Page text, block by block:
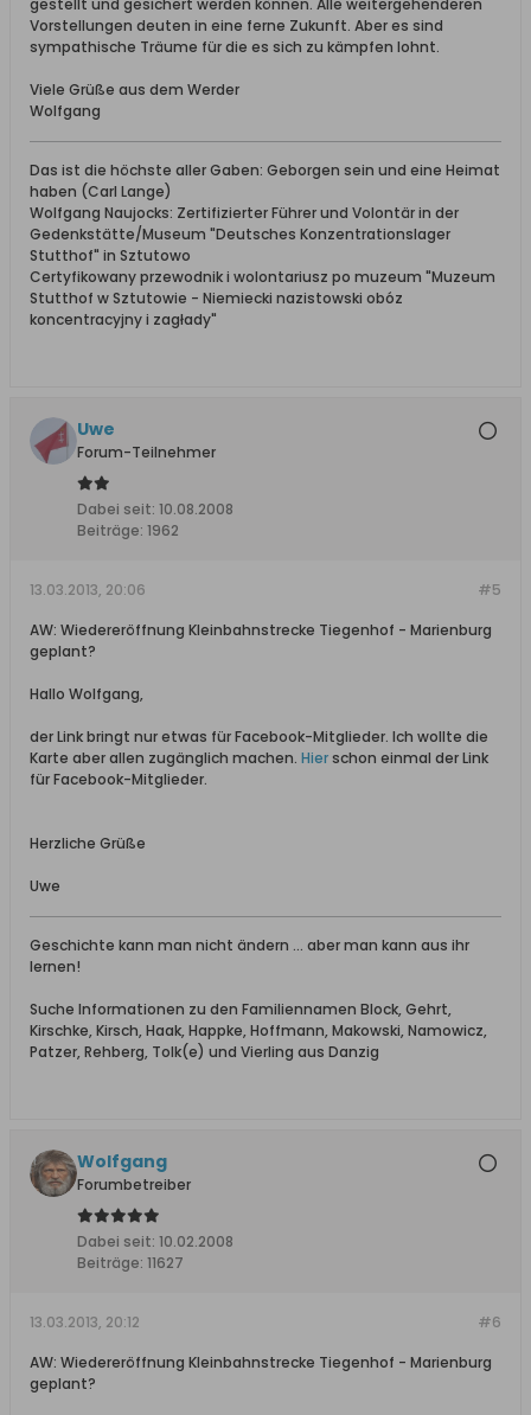
gestellt und gesichert werden können. Alle weitergehenderen
Vorstellungen deuten in eine ferne Zukunft. Aber es sind
sympathische Träume für die es sich zu kämpfen lohnt.
Viele Grüße aus dem Werder
Wolfgang
Das ist die höchste aller Gaben: Geborgen sein und eine Heimat
haben (Carl Lange)
Wolfgang Naujocks: Zertifizierter Führer und Volontär in der
Gedenkstätte/Museum "Deutsches Konzentrationslager
Stutthof" in Sztutowo
Certyfikowany przewodnik i wolontariusz po muzeum "Muzeum
Stutthof w Sztutowie - Niemiecki nazistowski obóz
koncentracyjny i zagłady"
Uwe
Forum-Teilnehmer
Dabei seit: 10.08.2008
Beiträge: 1962
#5
13.03.2013, 20:06
AW: Wiedereröffnung Kleinbahnstrecke Tiegenhof - Marienburg
geplant?
Hallo Wolfgang,
der Link bringt nur etwas für Facebook-Mitglieder. Ich wollte die
Karte aber allen zugänglich machen. Hierschon einmal der Link
für Facebook-Mitglieder.
Herzliche Grüße
Uwe
Geschichte kann man nicht ändern ... aber man kann aus ihr
lernen!
Suche Informationen zu den Familiennamen Block, Gehrt,
Kirschke, Kirsch, Haak, Happke, Hoffmann, Makowski, Namowicz,
Patzer, Rehberg, Tolk(e) und Vierling aus Danzig
Wolfgang
Forumbetreiber
Dabei seit: 10.02.2008
Beiträge: 11627
#6
13.03.2013, 20:12
AW: Wiedereröffnung Kleinbahnstrecke Tiegenhof - Marienburg
geplant?